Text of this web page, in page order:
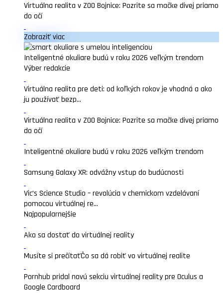
Virtuálna realita v ZOO Bojnice: Pozrite sa mačke divej priamo
do očí
Zobraziť viac
Inteligentné okuliare budú v roku 2026 veľkým trendom
Výber redakcie
Virtuálna realita pre deti: od koľkých rokov je vhodná a ako
ju používať bezp...
Virtuálna realita v ZOO Bojnice: Pozrite sa mačke divej priamo
do očí
Inteligentné okuliare budú v roku 2026 veľkým trendom
Samsung Galaxy XR: odvážny vstup do budúcnosti
Vic’s Science Studio – revolúcia v chemickom vzdelávaní
pomocou virtuálnej re...
Najpopularnejšie
Ako sa dostať do virtuálnej reality
Musíte si prečítaťČo sa dá robiť vo virtuálnej realite
Pornhub pridal novú sekciu virtuálnej reality pre Oculus a
Google Cardboard